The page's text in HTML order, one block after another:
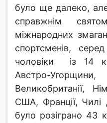
було ще далеко,
справжнім
міжнародних
спортсменів,
чоловіки із 14
Австро-
Великобританії,
США, Франції, Чилі
було розіграно 43